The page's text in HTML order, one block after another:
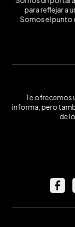
para reflejar a
Somos el punto
Te ofrecemos
informa, pero
de